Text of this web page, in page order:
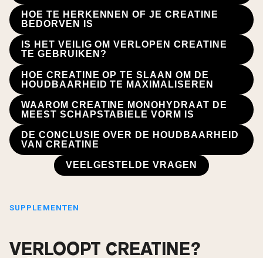
HOE TE HERKENNEN OF JE CREATINE
BEDORVEN IS
IS HET VEILIG OM VERLOPEN CREATINE
TE GEBRUIKEN?
HOE CREATINE OP TE SLAAN OM DE
HOUDBAARHEID TE MAXIMALISEREN
WAAROM CREATINE MONOHYDRAAT DE
MEEST SCHAPSTABIELE VORM IS
DE CONCLUSIE OVER DE HOUDBAARHEID
VAN CREATINE
VEELGESTELDE VRAGEN
SUPPLEMENTEN
VERLOOPT CREATINE?